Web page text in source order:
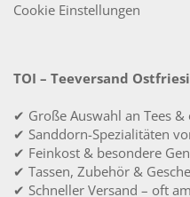
Cookie Einstellungen
TOI – Teeversand
✔ Große Auswahl an Tees
✔ Sanddorn-Spezialitäten
✔ Feinkost & besondere
✔ Tassen, Zubehör &
✔ Schneller Versand – oft